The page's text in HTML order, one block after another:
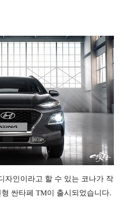
자인이라고 할 수 있는 코나가 작
싼타페 TM이 출시되었습니다.